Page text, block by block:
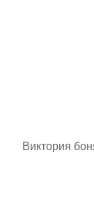
Виктория